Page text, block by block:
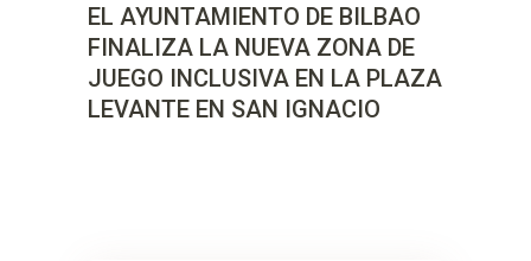
EL AYUNTAMIENTO DE BILBAO
FINALIZA LA NUEVA ZONA DE
JUEGO INCLUSIVA EN LA PLAZA
LEVANTE EN SAN IGNACIO